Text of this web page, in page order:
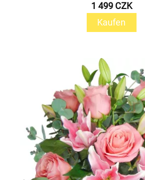
1 499 CZK
Kaufen